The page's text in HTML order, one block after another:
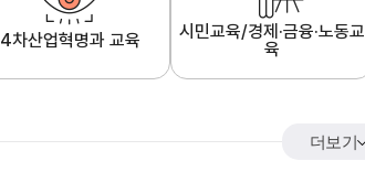
4차산업혁명과 교육
시민교육/경제·금융·노동교
육
더보기